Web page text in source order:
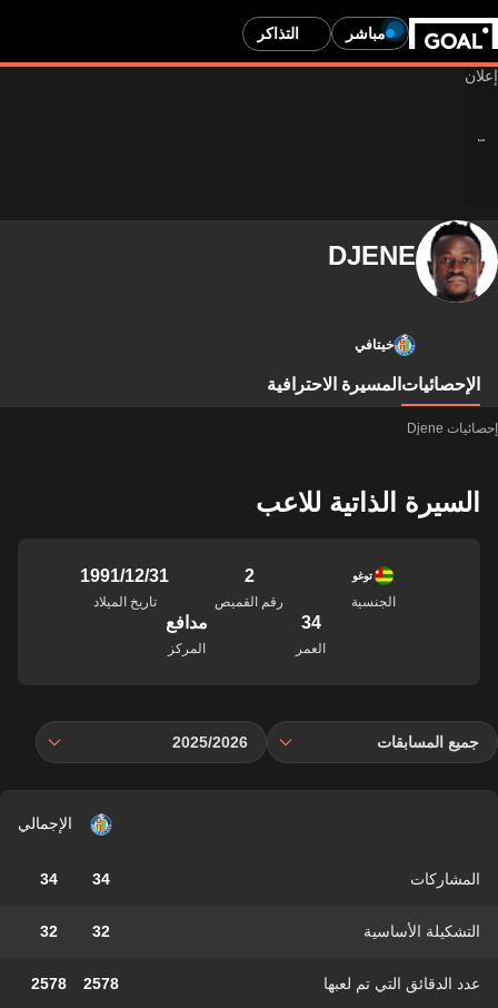
مباشر التذاكر
DJENE
خيتافي
الإحصائيات المسيرة الاحترافية
إحصائيات Djene
السيرة الذاتية للاعب
توغو
الجنسية
2
رقم القميص
31‏/12‏/1991
تاريخ الميلاد
34
العمر
مدافع
المركز
جميع المسابقات 2025/2026
الإجمالي
المشاركات 34
34
التشكيلة الأساسية 32
32
عدد الدقائق التي تم لعبها 2578
2578